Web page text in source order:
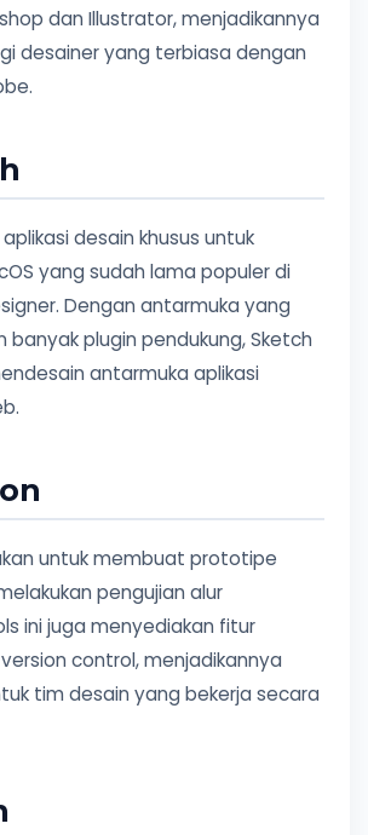
dan Illustrator, menjadikannya
desainer yang terbiasa dengan
desain khusus untuk
yang sudah lama populer di
Dengan antarmuka yang
banyak plugin pendukung, Sketch
antarmuka aplikasi
untuk membuat prototipe
pengujian alur
ini juga menyediakan fitur
control, menjadikannya
tim desain yang bekerja secara